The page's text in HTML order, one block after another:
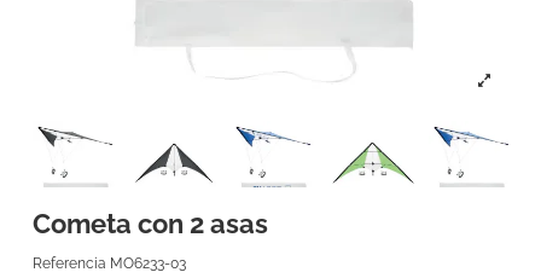
Cometa con 2 asas
Referencia MO6233-03